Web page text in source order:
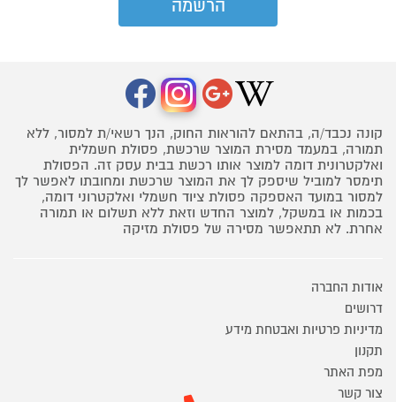
קונה נכבד/ה, בהתאם להוראות החוק, הנך רשאי/ת למסור, ללא
תמורה, במעמד מסירת המוצר שרכשת, פסולת חשמלית
ואלקטרונית דומה למוצר אותו רכשת בבית עסק זה. הפסולת
תימסר למוביל שיספק לך את המוצר שרכשת ומחובתו לאפשר לך
למסור במועד האספקה פסולת ציוד חשמלי ואלקטרוני דומה,
בכמות או במשקל, למוצר החדש וזאת ללא תשלום או תמורה
אחרת. לא תתאפשר מסירה של פסולת מזיקה
אודות החברה
דרושים
מדיניות פרטיות ואבטחת מידע
תקנון
מפת האתר
צור קשר